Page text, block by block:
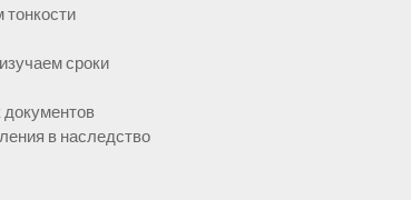
тонкости
сроки
документов
в наследство